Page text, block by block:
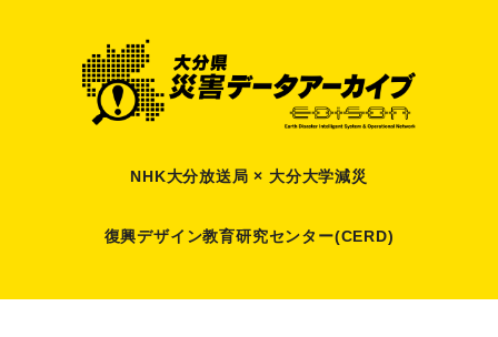
NHK大分放送局 × 大分大学減災
復興デザイン教育研究センター(CERD)